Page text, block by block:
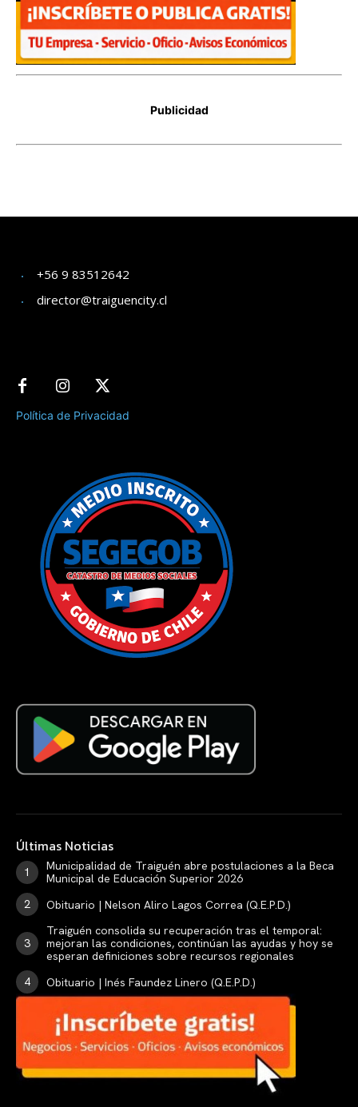
+56 9 83512642
director@traiguencity.cl
Política de Privacidad
Últimas Noticias
Municipalidad de Traiguén abre postulaciones a la Beca
Municipal de Educación Superior 2026
Obituario | Nelson Aliro Lagos Correa (Q.E.P.D.)
Traiguén consolida su recuperación tras el temporal:
mejoran las condiciones, continúan las ayudas y hoy se
esperan definiciones sobre recursos regionales
Obituario | Inés Faundez Linero (Q.E.P.D.)